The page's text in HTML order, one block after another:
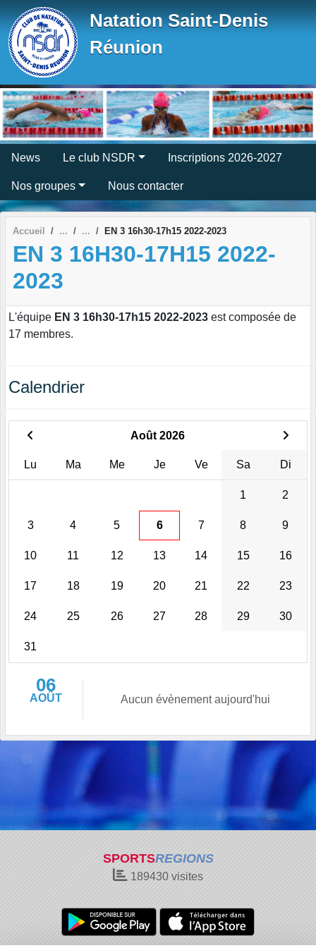
Natation Saint-Denis
Réunion
News Le club NSDR Inscriptions 2026-2027
Nos groupes Nous contacter
Accueil EN 3 16h30-17h15 2022-2023
EN 3 16H30-17H15 2022-
2023
L'équipe EN 3 16h30-17h15 2022-2023 est composée de
17 membres.
Calendrier
Août 2026
Lu Ma Me Je Ve Sa Di
1 2
3 4 5 6 7 8 9
10 11 12 13 14 15 16
17 18 19 20 21 22 23
24 25 26 27 28 29 30
31
06
AOÛT Aucun évènement aujourd'hui
SPORTSREGIONS
189430 visites
Panneau de gestion des cookies